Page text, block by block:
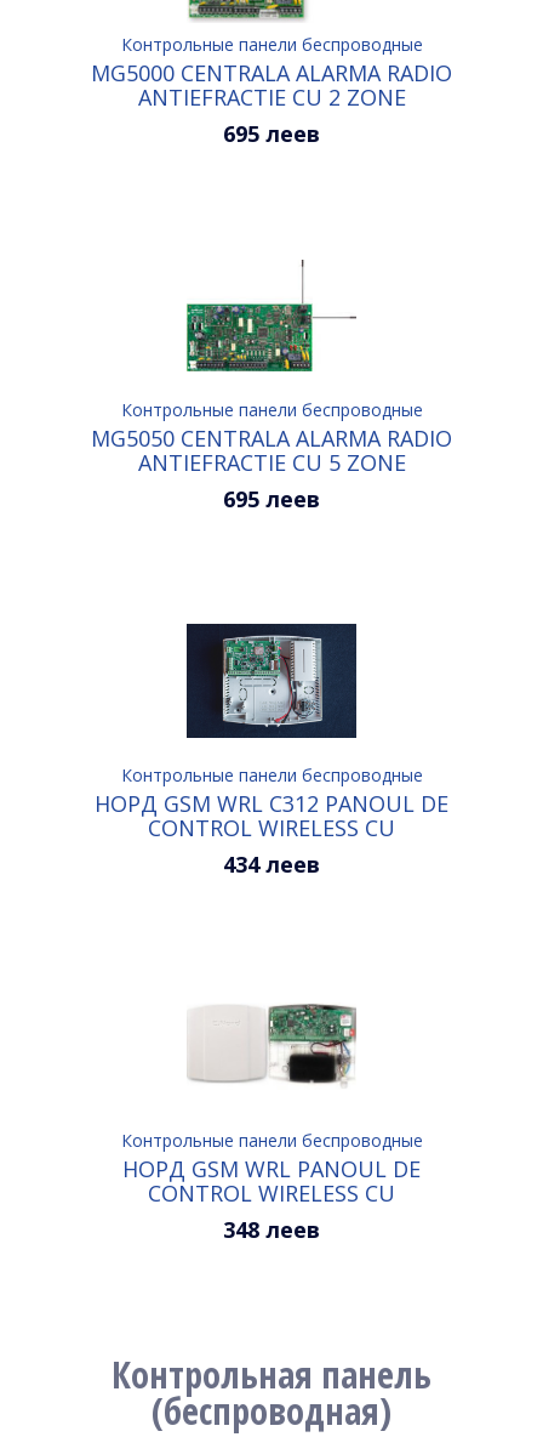
Контрольные панели беспроводные
MG5000 CENTRALA ALARMA RADIO
ANTIEFRACTIE CU 2 ZONE
EXTENSIBILA PANA LA 32 ZONE
695 леев
Контрольные панели беспроводные
MG5050 CENTRALA ALARMA RADIO
ANTIEFRACTIE CU 5 ZONE
EXTENSIBILA PANA LA 32 ZONE
695 леев
Контрольные панели беспроводные
НОРД GSM WRL C312 PANOUL DE
CONTROL WIRELESS CU
COMUNICATOR GSM
434 леев
Контрольные панели беспроводные
НОРД GSM WRL PANOUL DE
CONTROL WIRELESS CU
COMUNICATOR GSM
348 леев
Контрольная панель
(беспроводная)